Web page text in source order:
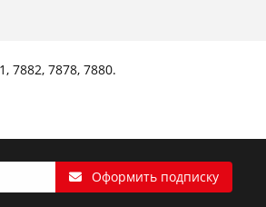
7882, 7878, 7880.
Оформить подписку